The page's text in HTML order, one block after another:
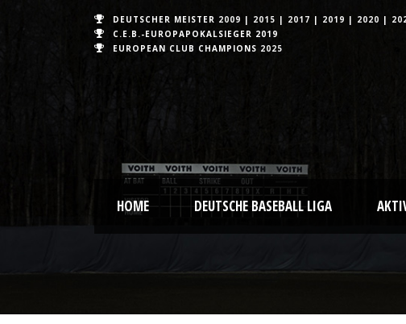
DEUTSCHER MEISTER 2009 | 2015 | 2017 | 2019 | 2020 |
C.E.B.-EUROPAPOKALSIEGER 2019
EUROPEAN CLUB CHAMPIONS 2025
HOME DEUTSCHE BASEBALL LIGA